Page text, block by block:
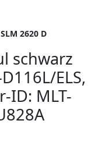
2620 D
schwarz
ELS,
ID: MLT-